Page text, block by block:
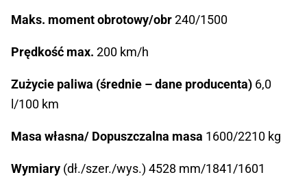
Maks. moment obrotowy/obr240/1500
Prędkość max. 200 km/h
Zużycie paliwa (średnie – dane producenta) 6,0
l/100 km
Masa własna/ Dopuszczalna masa 1600/2210 kg
Wymiary (dł./szer./wys.) 4528 mm/1841/1601